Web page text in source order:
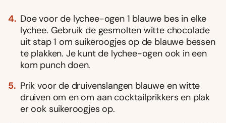
Doe voor de lychee-ogen 1 blauwe bes in elke
lychee. Gebruik de gesmolten witte chocolade
uit stap 1 om suikeroogjes op de blauwe bessen
te plakken. Je kunt de lychee-ogen ook in een
kom punch doen.
Prik voor de druivenslangen blauwe en witte
druiven om en om aan cocktailprikkers en plak
er ook suikeroogjes op.